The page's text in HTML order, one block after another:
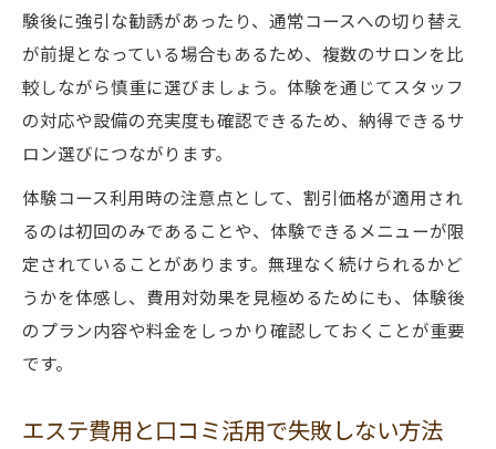
験後に強引な勧誘があったり、通常コースへの切り替え
が前提となっている場合もあるため、複数のサロンを比
較しながら慎重に選びましょう。体験を通じてスタッフ
の対応や設備の充実度も確認できるため、納得できるサ
ロン選びにつながります。
体験コース利用時の注意点として、割引価格が適用され
るのは初回のみであることや、体験できるメニューが限
定されていることがあります。無理なく続けられるかど
うかを体感し、費用対効果を見極めるためにも、体験後
のプラン内容や料金をしっかり確認しておくことが重要
です。
エステ費用と口コミ活用で失敗しない方法